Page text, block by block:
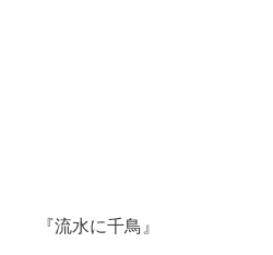
『流水に千鳥』